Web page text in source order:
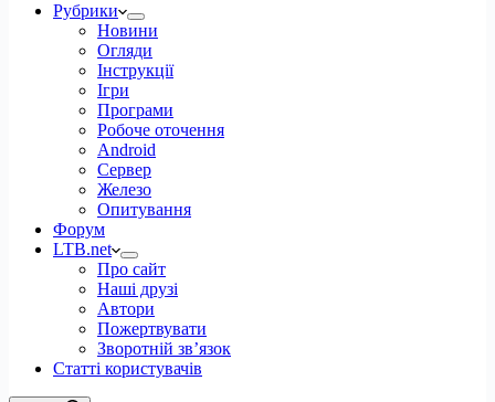
Рубрики
Новини
Огляди
Інструкції
Ігри
Програми
Робоче оточення
Android
Сервер
Железо
Опитування
Форум
LTB.net
Про сайт
Наші друзі
Автори
Пожертвувати
Зворотній зв’язок
Статті користувачів